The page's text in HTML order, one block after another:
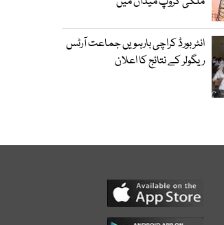
انٹر بورڈ کراچی بارہویں جماعت آرٹس
ریگولر کے نتائج کا اعلان